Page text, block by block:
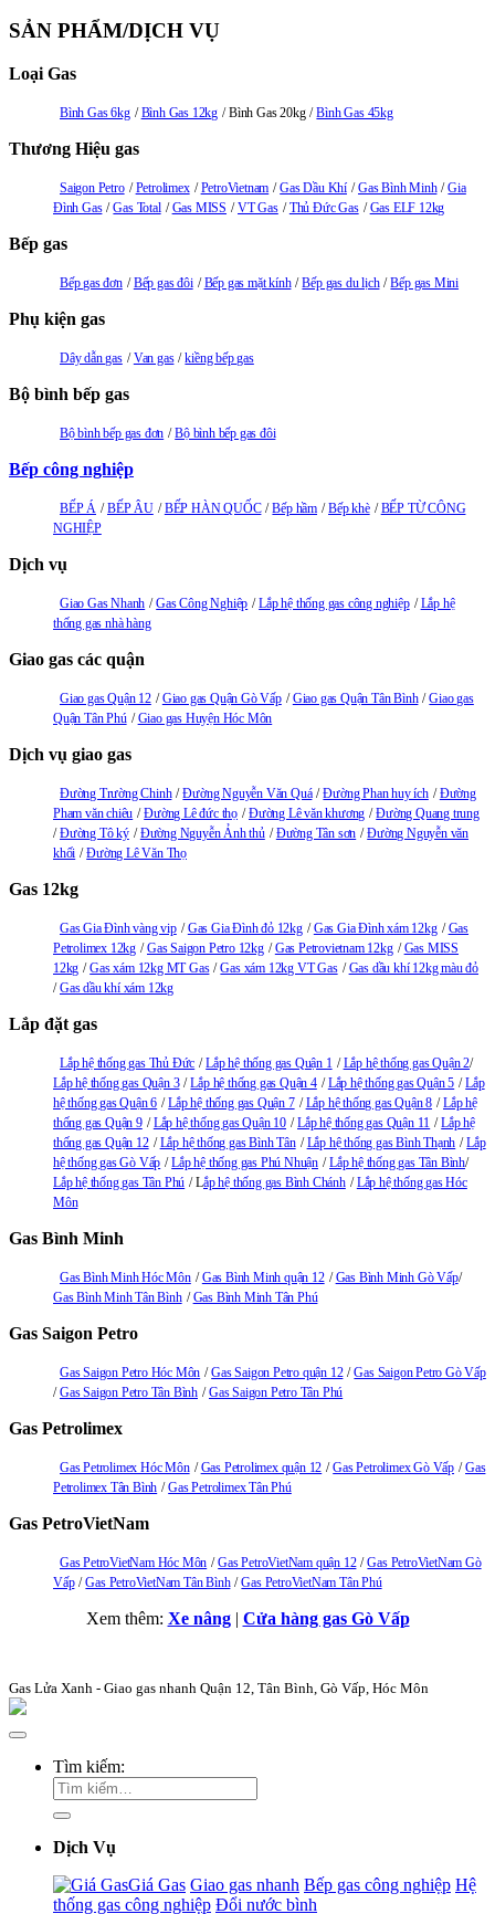
SẢN PHẨM/DỊCH VỤ
Loại Gas
Bình Gas 6kg Bình Gas 12kg Bình Gas 20kg Bình Gas 45kg
Thương Hiệu gas
Saigon Petro Petrolimex PetroVietnam Gas Dầu Khí Gas Bình Minh
Gia
Đình Gas
Gas Total Gas MISS VT Gas Thủ Đức Gas Gas ELF 12kg
Bếp gas
Bếp gas đơn Bếp gas đôi Bếp gas mặt kính Bếp gas du lịch Bếp gas Mini
Phụ kiện gas
Dây dẫn gas Van gas kiềng bếp gas
Bộ bình bếp gas
Bộ bình bếp gas đơn Bộ bình bếp gas đôi
Bếp công nghiệp
BẾP Á BẾP ÂU BẾP HÀN QUỐC Bếp hầm Bếp khè
BẾP TỪ CÔNG
NGHIỆP
Dịch vụ
Giao Gas Nhanh Gas Công Nghiệp Lắp hệ thống gas công nghiệp
Lắp hệ
thống gas nhà hàng
Giao gas các quận
Giao gas Quận 12 Giao gas Quận Gò Vấp Giao gas Quận Tân Bình
Giao gas
Quận Tân Phú
Giao gas Huyện Hóc Môn
Dịch vụ giao gas
Đường Trường Chinh Đường Nguyễn Văn Quá Đường Phan huy ích
Đường
Pham văn chiêu
Đường Lê đức thọ Đường Lê văn khương
Đường Quang trung
Đường Tô ký
Đường Nguyễn Ảnh thủ Đường Tân sơn
Đường Nguyễn văn
khối
Đường Lê Văn Thọ
Gas 12kg
Gas Gia Đình vàng vip Gas Gia Đình đỏ 12kg Gas Gia Đình xám 12kg
Gas
Petrolimex 12kg
Gas Saigon Petro 12kg Gas Petrovietnam 12kg
Gas MISS
12kg
Gas xám 12kg MT Gas Gas xám 12kg VT Gas
Gas dầu khí 12kg màu đỏ
Gas dầu khí xám 12kg
Lắp đặt gas
Lắp hệ thống gas Thủ Đức Lắp hệ thống gas Quận 1
Lắp hệ thống gas Quận 2
Lắp hệ thống gas Quận 3
Lắp hệ thống gas Quận 4 Lắp hệ thống gas Quận 5
Lắp
hệ thống gas Quận 6
Lắp hệ thống gas Quận 7 Lắp hệ thống gas Quận 8
Lắp hệ
thống gas Quận 9
Lắp hệ thống gas Quận 10 Lắp hệ thống gas Quận 11
Lắp hệ
thống gas Quận 12
Lắp hệ thống gas Bình Tân Lắp hệ thống gas Bình Thạnh
Lắp
hệ thống gas Gò Vấp
Lắp hệ thống gas Phú Nhuận
Lắp hệ thống gas Tân Bình
Lắp hệ thống gas Tân Phú
Lắp hệ thống gas Bình Chánh
Lắp hệ thống gas Hóc
Môn
Gas Bình Minh
Gas Bình Minh Hóc Môn Gas Bình Minh quận 12
Gas Bình Minh Gò Vấp
Gas Bình Minh Tân Bình
Gas Bình Minh Tân Phú
Gas Saigon Petro
Gas Saigon Petro Hóc Môn Gas Saigon Petro quận 12
Gas Saigon Petro Gò Vấp
Gas Saigon Petro Tân Bình
Gas Saigon Petro Tân Phú
Gas Petrolimex
Gas Petrolimex Hóc Môn Gas Petrolimex quận 12 Gas Petrolimex Gò Vấp
Gas
Petrolimex Tân Bình
Gas Petrolimex Tân Phú
Gas PetroVietNam
Gas PetroVietNam Hóc Môn Gas PetroVietNam quận 12
Gas PetroVietNam Gò
Vấp
Gas PetroVietNam Tân Bình Gas PetroVietNam Tân Phú
Xem thêm: Xe nâng| Cửa hàng gas Gò Vấp
Gas Lửa Xanh - Giao gas nhanh Quận 12, Tân Bình, Gò Vấp, Hóc Môn
Tìm kiếm:
Dịch Vụ
Giá Gas Giao gas nhanh Bếp gas công nghiệp Hệ
thống gas công nghiệp Đổi nước bình